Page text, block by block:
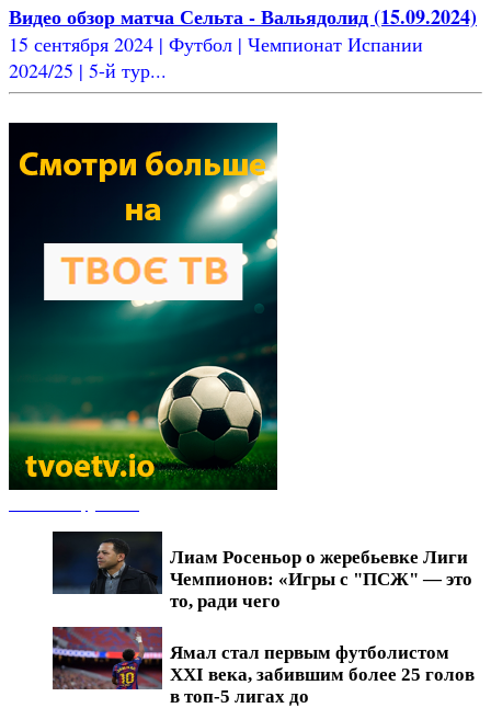
Видео обзор матча Сельта - Вальядолид (15.09.2024)
15 сентября 2024 | Футбол | Чемпионат Испании
2024/25 | 5-й тур...
Лиам Росеньор о жеребьевке Лиги
Чемпионов: «Игры с "ПСЖ" — это
то, ради чего
Ямал стал первым футболистом
XXI века, забившим более 25 голов
в топ-5 лигах до